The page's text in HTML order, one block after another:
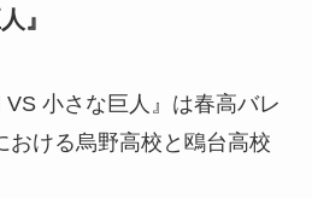
』
VS 小さな巨人』は春高バレ
おける烏野高校と鴎台高校